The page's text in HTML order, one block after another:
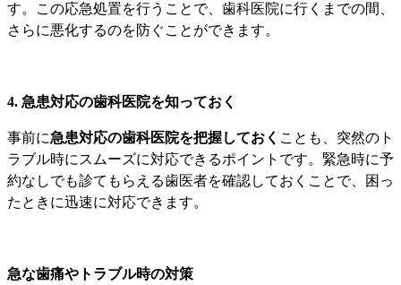
す。この応急処置を行うことで、歯科医院に行くまでの間、
さらに悪化するのを防ぐことができます。
4. 急患対応の歯科医院を知っておく
事前に急患対応の歯科医院を把握しておく ことも、突然のト
ラブル時にスムーズに対応できるポイントです。緊急時に予
約なしでも診てもらえる歯医者を確認しておくことで、困っ
たときに迅速に対応できます。
急な歯痛やトラブル時の対策